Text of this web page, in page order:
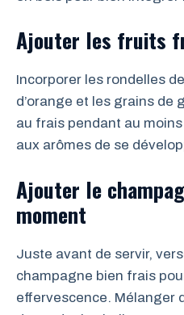
Ajouter les fruits
Incorporer les rondelles
d’orange et les grains de
au frais pendant au
aux arômes de se
Ajouter le
moment
Juste avant de servir,
champagne bien frais
effervescence. Mélanger